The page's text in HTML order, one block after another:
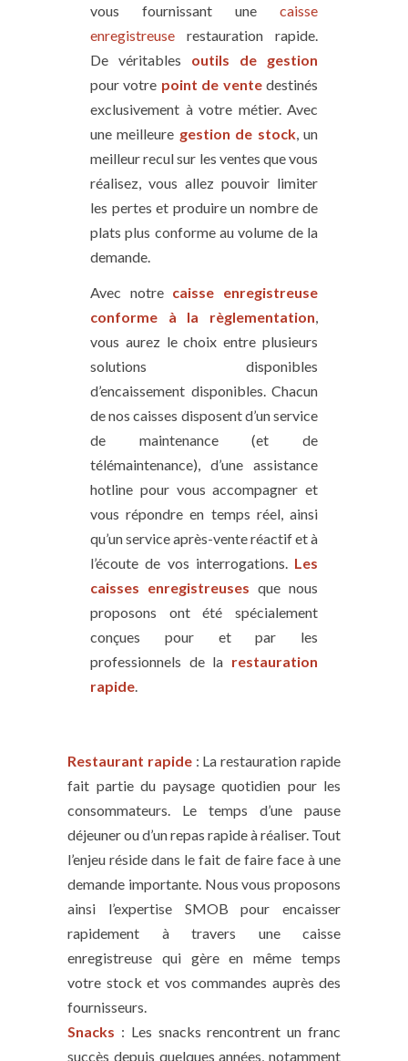
vous fournissant une caisse
enregistreuse restauration rapide.
De véritables outils de gestion
pour votre point de ventedestinés
exclusivement à votre métier. Avec
une meilleure gestion de stock, un
meilleur recul sur les ventes que vous
réalisez, vous allez pouvoir limiter
les pertes et produire un nombre de
plats plus conforme au volume de la
demande.
Avec notre caisse enregistreuse
conforme à la règlementation
vous aurez le choix entre plusieurs
solutions disponibles
d’encaissement disponibles. Chacun
de nos caisses disposent d’un service
de maintenance (et de
télémaintenance), d’une assistance
hotline pour vous accompagner et
vous répondre en temps réel, ainsi
qu’un service après-vente réactif et à
l’écoute de vos interrogations. Les
caisses enregistreuses que nous
proposons ont été spécialement
conçues pour et par les
professionnels de la restauration
rapide
Restaurant rapide: La restauration rapide
fait partie du paysage quotidien pour les
consommateurs. Le temps d’une pause
déjeuner ou d’un repas rapide à réaliser. Tout
l’enjeu réside dans le fait de faire face à une
demande importante. Nous vous proposons
ainsi l’expertise SMOB pour encaisser
rapidement à travers une caisse
enregistreuse qui gère en même temps
votre stock et vos commandes auprès des
fournisseurs.
Snacks : Les snacks rencontrent un franc
succès depuis quelques années, notamment